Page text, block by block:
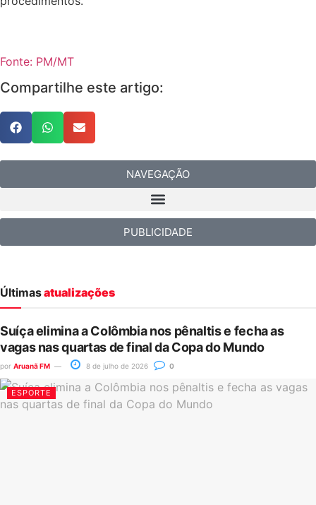
Fonte: PM/MT
Compartilhe este artigo:
NAVEGAÇÃO
PUBLICIDADE
Últimasatualizações
Suíça elimina a Colômbia nos pênaltis e fecha as
vagas nas quartas de final da Copa do Mundo
por Aruanã FM 8 de julho de 2026 0
ESPORTE